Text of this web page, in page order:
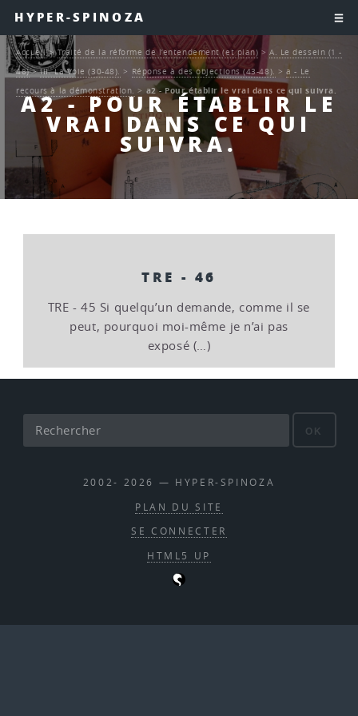
HYPER-SPINOZA
A2 - POUR ÉTABLIR LE
VRAI DANS CE QUI
SUIVRA.
Accueil>Traité de la réforme de l’entendement (et plan) >A. Le dessein (1 -
48)>III. La Voie (30-48). > Réponse à des objections (43-48). >a - Le
recours à la démonstration. > a2 - Pour établir le vrai dans ce qui suivra.
TRE - 46
TRE - 45 Si quelqu’un demande, comme il se
peut, pourquoi moi-même je n’ai pas
exposé (…)
OK
2002- 2026 — HYPER-SPINOZA
PLAN DU SITE
SE CONNECTER
HTML5 UP